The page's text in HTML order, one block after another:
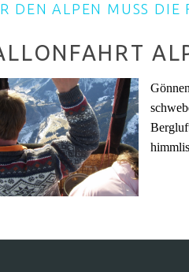
DEN ALPEN MUSS DIE